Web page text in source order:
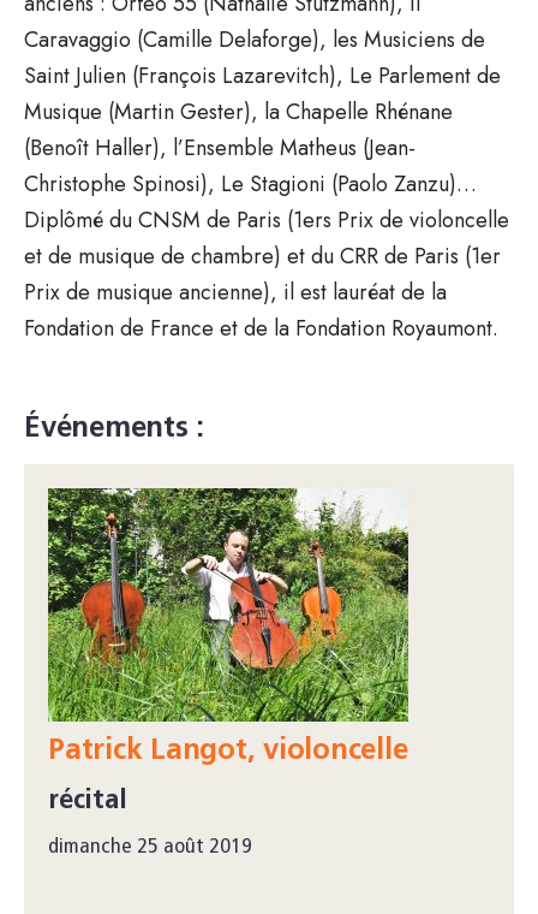
Caravaggio (Camille Delaforge), les Musiciens de
Saint Julien (François Lazarevitch), Le Parlement de
Musique (Martin Gester), la Chapelle Rhénane
(Benoît Haller), l’Ensemble Matheus (Jean-
Christophe Spinosi), Le Stagioni (Paolo Zanzu)…
Diplômé du CNSM de Paris (1ers Prix de violoncelle
et de musique de chambre) et du CRR de Paris (1er
Prix de musique ancienne), il est lauréat de la
Fondation de France et de la Fondation Royaumont.
Événements :
Patrick Langot, violoncelle
récital
dimanche 25 août 2019